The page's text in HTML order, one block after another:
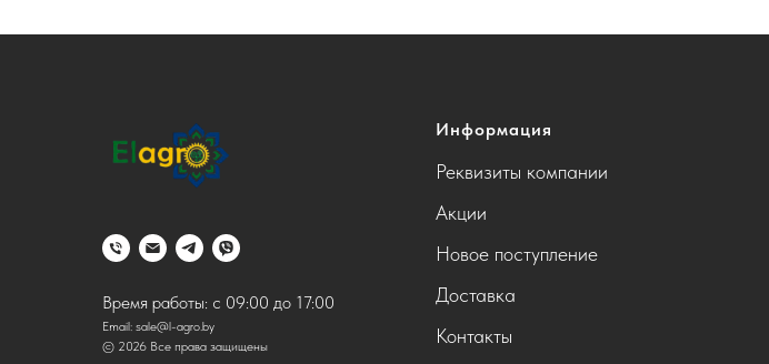
Время работы: с 09:00 до 17:00
Email: sale@l-agro.by
© 2026 Все права защищены
Информация
Реквизиты компании
Акции
Новое поступление
Доставка
Контакты